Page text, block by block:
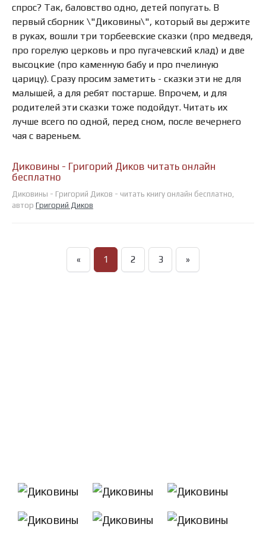
спрос? Так, баловство одно, детей попугать. В
первый сборник \"Диковины\", который вы держите
в руках, вошли три торбеевские сказки (про медведя,
про горелую церковь и про пугачевский клад) и две
высоцкие (про каменную бабу и про пчелиную
царицу). Сразу просим заметить - сказки эти не для
малышей, а для ребят постарше. Впрочем, и для
родителей эти сказки тоже подойдут. Читать их
лучше всего по одной, перед сном, после вечернего
чая с вареньем.
Диковины - Григорий Диков читать онлайн
бесплатно
Диковины - Григорий Диков - читать книгу онлайн бесплатно,
автор Григорий Диков
« 1 2 3 »